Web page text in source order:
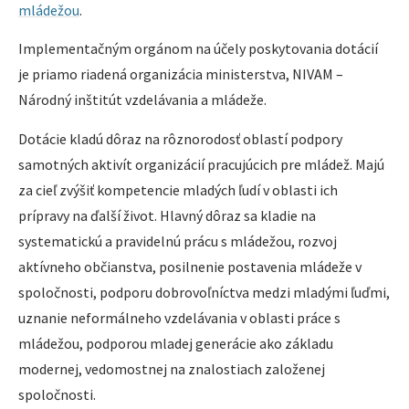
mládežou.
Implementačným orgánom na účely poskytovania dotácií
je priamo riadená organizácia ministerstva, NIVAM –
Národný inštitút vzdelávania a mládeže.
Dotácie kladú dôraz na rôznorodosť oblastí podpory
samotných aktivít organizácií pracujúcich pre mládež. Majú
za cieľ zvýšiť kompetencie mladých ľudí v oblasti ich
prípravy na ďalší život. Hlavný dôraz sa kladie na
systematickú a pravidelnú prácu s mládežou, rozvoj
aktívneho občianstva, posilnenie postavenia mládeže v
spoločnosti, podporu dobrovoľníctva medzi mladými ľuďmi,
uznanie neformálneho vzdelávania v oblasti práce s
mládežou, podporou mladej generácie ako základu
modernej, vedomostnej na znalostiach založenej
spoločnosti.